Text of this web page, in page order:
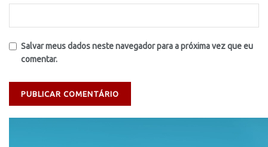
Salvar meus dados neste navegador para a próxima vez que eu
comentar.